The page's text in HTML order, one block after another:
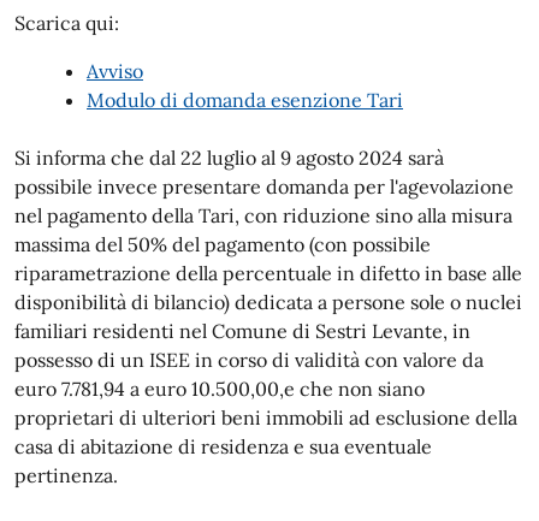
Scarica qui:
Avviso
Modulo di domanda esenzione Tari
Si informa che dal 22 luglio al 9 agosto 2024 sarà
possibile invece presentare domanda per l'agevolazione
nel pagamento della Tari, con riduzione sino alla misura
massima del 50% del pagamento (con possibile
riparametrazione della percentuale in difetto in base alle
disponibilità di bilancio) dedicata a persone sole o nuclei
familiari residenti nel Comune di Sestri Levante, in
possesso di un ISEE in corso di validità con valore da
euro 7.781,94 a euro 10.500,00,e che non siano
proprietari di ulteriori beni immobili ad esclusione della
casa di abitazione di residenza e sua eventuale
pertinenza.